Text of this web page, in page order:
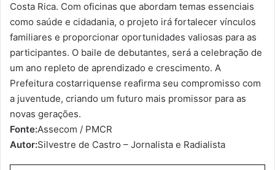
Costa Rica. Com oficinas que abordam temas essenciais
como saúde e cidadania, o projeto irá fortalecer vínculos
familiares e proporcionar oportunidades valiosas para as
participantes. O baile de debutantes, será a celebração de
um ano repleto de aprendizado e crescimento. A
Prefeitura costarriquense reafirma seu compromisso com
a juventude, criando um futuro mais promissor para as
novas gerações.
Fonte:Assecom / PMCR
Autor:Silvestre de Castro – Jornalista e Radialista